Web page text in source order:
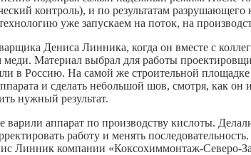
контроль), и по результатам
уже запускаем на поток, на
Дениса Линника, когда он вместе с
Материал выбрал для работы
в Россию. На самой же строительной
и сделать небольшой шов, смотря, как он
нужный результат.
варили аппарат по производству кислоты.
работу и менять
Линник компании «Коксохиммонтаж-Северо-